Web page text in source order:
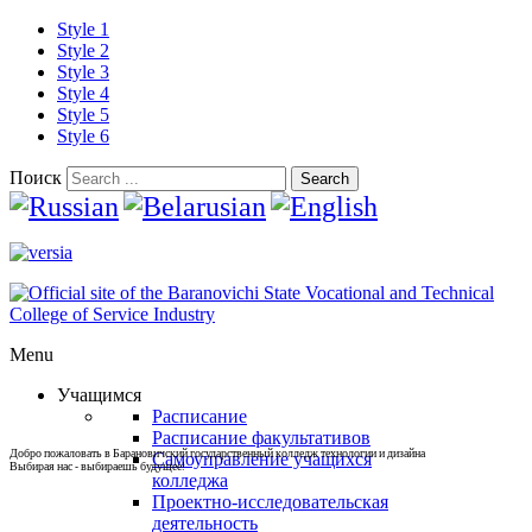
Style 1
Style 2
Style 3
Style 4
Style 5
Style 6
Поиск Search
Menu
Учащимся
Расписание
Расписание факультативов
Самоуправление учащихся
колледжа
Проектно-исследовательская
деятельность
Добро пожаловать в Барановичский государственный колледж технологии и дизайна
Выбирая нас - выбираешь будущее!